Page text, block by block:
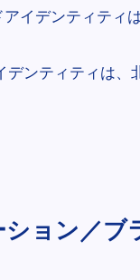
イデンティティ
デンティティは
ョン／